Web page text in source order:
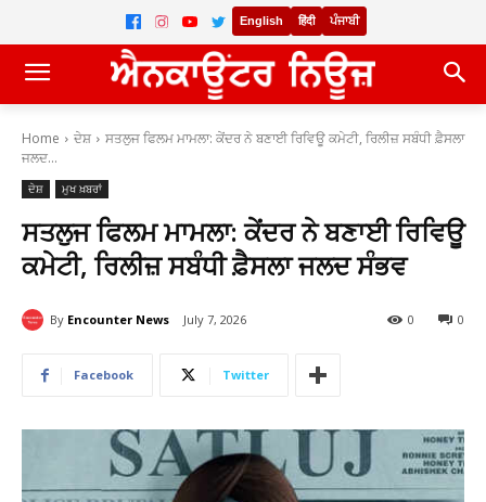
English हिंदी ਪੰਜਾਬੀ
Home ਦੇਸ਼
ਸਤਲੁਜ ਫਿਲਮ ਮਾਮਲਾ: ਕੇਂਦਰ ਨੇ ਬਣਾਈ ਰਿਵਿਊ ਕਮੇਟੀ, ਰਿਲੀਜ਼ ਸਬੰਧੀ ਫ਼ੈਸਲਾ
ਜਲਦ...
ਦੇਸ਼ ਮੁਖ ਖ਼ਬਰਾਂ
ਸਤਲੁਜ ਫਿਲਮ ਮਾਮਲਾ: ਕੇਂਦਰ ਨੇ ਬਣਾਈ ਰਿਵਿਊ
ਕਮੇਟੀ, ਰਿਲੀਜ਼ ਸਬੰਧੀ ਫ਼ੈਸਲਾ ਜਲਦ ਸੰਭਵ
By Encounter News July 7, 2026 0
0
Facebook Twitter